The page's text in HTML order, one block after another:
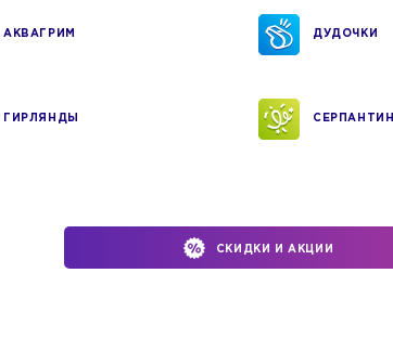
АКВАГРИМ ДУДОЧКИ
ГИРЛЯНДЫ СЕРПАНТИН
СКИДКИ И АКЦИИ